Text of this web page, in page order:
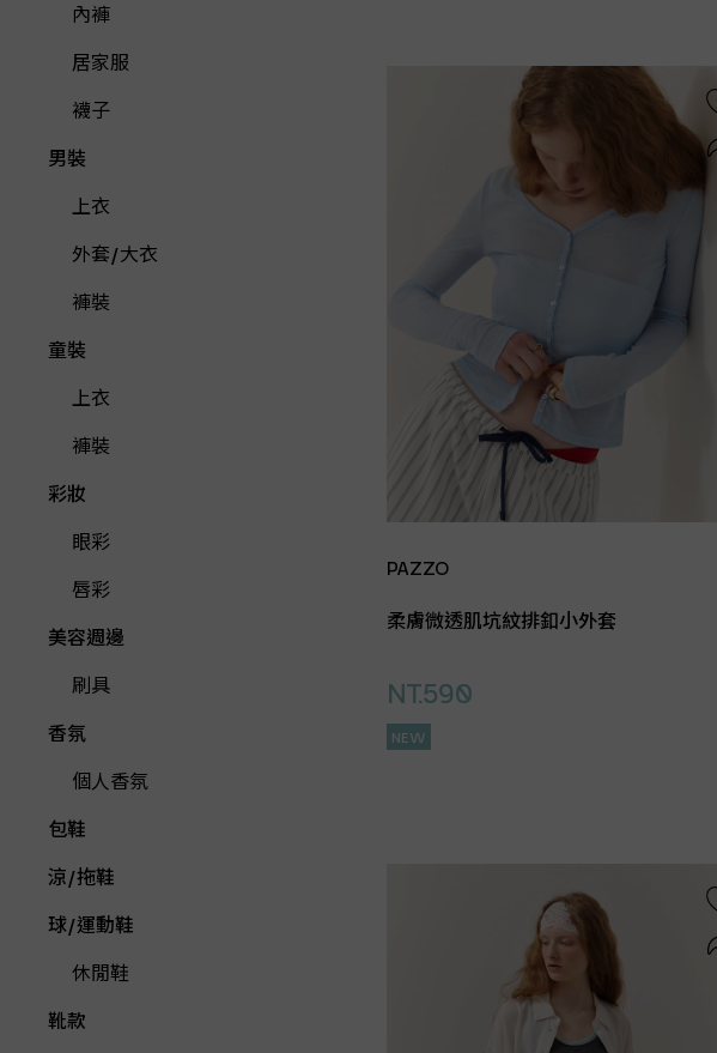
內褲
居家服
襪子
男裝
上衣
外套/大衣
褲裝
童裝
上衣
褲裝
彩妝
眼彩
唇彩
美容週邊
刷具
香氛
個人香氛
包鞋
涼/拖鞋
球/運動鞋
休閒鞋
靴款
PAZZO
柔膚微透肌坑紋排釦小外套
NT.590
NEW